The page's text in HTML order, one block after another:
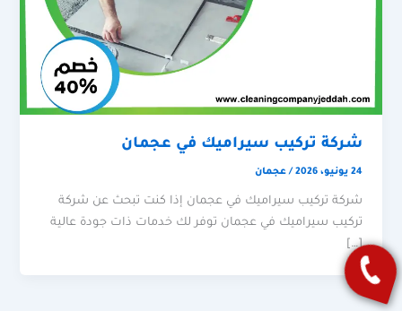
شركة تركيب سيراميك في عجمان
24 يونيو، 2026 /عجمان
شركة تركيب سيراميك في عجمان إذا كنت تبحث عن شركة
تركيب سيراميك في عجمان توفر لك خدمات ذات جودة عالية
[…]